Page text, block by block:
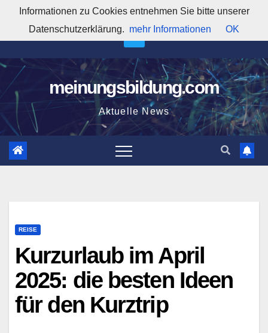
springen
2:11:19 AM
meinungsbildung.com
Aktuelle News
REISE
Kurzurlaub im April
2025: die besten Ideen
für den Kurztrip
Informationen zu Cookies entnehmen Sie bitte unserer
Datenschutzerklärung. mehr Informationen OK